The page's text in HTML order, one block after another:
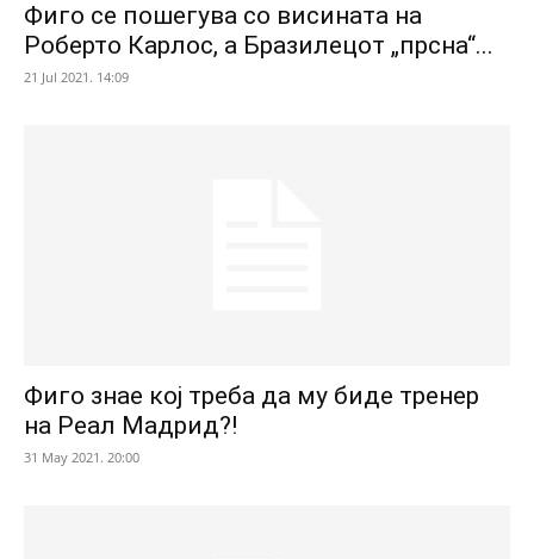
Фиго се пошегува со висината на
Роберто Карлос, а Бразилецот „прсна“...
21 Jul 2021. 14:09
Фиго знае кој треба да му биде тренер
на Реал Мадрид?!
31 May 2021. 20:00